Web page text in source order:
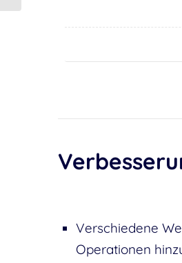
Verschiedene
Operationen